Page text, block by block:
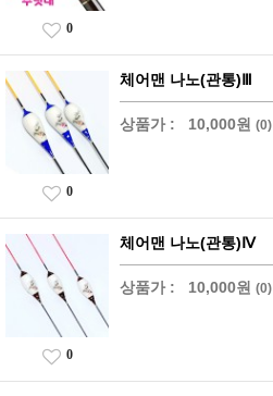
0
체어맨 나노(관통)Ⅲ
상품가 : 10,000원 (0)
0
체어맨 나노(관통)Ⅳ
상품가 : 10,000원 (0)
0